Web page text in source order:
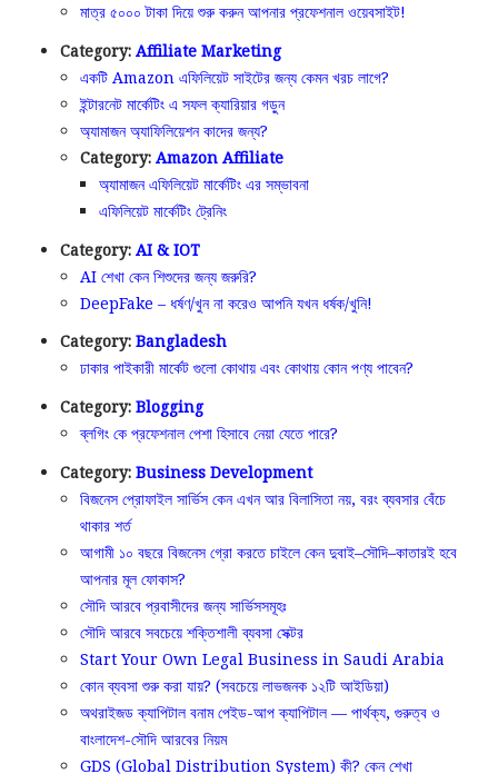
মাত্র ৫০০০ টাকা দিয়ে শুরু করুন আপনার প্রফেশনাল ওয়েবসাইট!
Category: Affiliate Marketing
একটি Amazon এফিলিয়েট সাইটের জন্য কেমন খরচ লাগে?
ইন্টারনেট মার্কেটিং এ সফল ক্যারিয়ার গড়ুন
অ্যামাজন অ্যাফিলিয়েশন কাদের জন্য?
Category: Amazon Affiliate
অ্যামাজন এফিলিয়েট মার্কেটিং এর সম্ভাবনা
এফিলিয়েট মার্কেটিং ট্রেনিং
Category: AI & IOT
AI শেখা কেন শিশুদের জন্য জরুরি?
DeepFake – ধর্ষণ/খুন না করেও আপনি যখন ধর্ষক/খুনি!
Category: Bangladesh
ঢাকার পাইকারী মার্কেট গুলো কোথায় এবং কোথায় কোন পণ্য পাবেন?
Category: Blogging
ব্লগিং কে প্রফেশনাল পেশা হিসাবে নেয়া যেতে পারে?
Category: Business Development
বিজনেস প্রোফাইল সার্ভিস কেন এখন আর বিলাসিতা নয়, বরং ব্যবসার বেঁচে
থাকার শর্ত
আগামী ১০ বছরে বিজনেস গ্রো করতে চাইলে কেন দুবাই–সৌদি–কাতারই হবে
আপনার মূল ফোকাস?
সৌদি আরবে প্রবাসীদের জন্য সার্ভিসসমূহঃ
সৌদি আরবে সবচেয়ে শক্তিশালী ব্যবসা সেক্টর
Start Your Own Legal Business in Saudi Arabia
কোন ব্যবসা শুরু করা যায়? (সবচেয়ে লাভজনক ১২টি আইডিয়া)
অথরাইজড ক্যাপিটাল বনাম পেইড-আপ ক্যাপিটাল — পার্থক্য, গুরুত্ব ও
বাংলাদেশ-সৌদি আরবের নিয়ম
GDS (Global Distribution System) কী? কেন শেখা